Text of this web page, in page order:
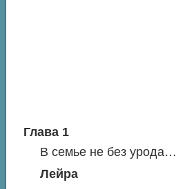
Глава 1
В семье не без урода…
Лейра